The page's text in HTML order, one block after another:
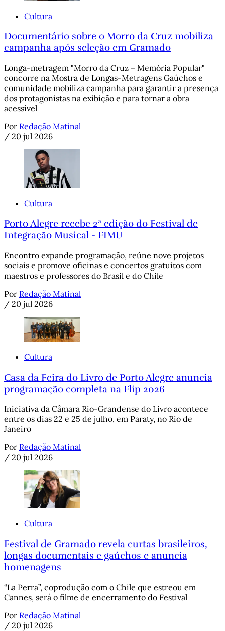
Cultura
Documentário sobre o Morro da Cruz mobiliza
campanha após seleção em Gramado
Longa-metragem "Morro da Cruz – Memória Popular"
concorre na Mostra de Longas-Metragens Gaúchos e
comunidade mobiliza campanha para garantir a presença
dos protagonistas na exibição e para tornar a obra
acessível
Por Redação Matinal
/ 20 jul 2026
Cultura
Porto Alegre recebe 2ª edição do Festival de
Integração Musical - FIMU
Encontro expande programação, reúne nove projetos
sociais e promove oficinas e concertos gratuitos com
maestros e professores do Brasil e do Chile
Por Redação Matinal
/ 20 jul 2026
Cultura
Casa da Feira do Livro de Porto Alegre anuncia
programação completa na Flip 2026
Iniciativa da Câmara Rio-Grandense do Livro acontece
entre os dias 22 e 25 de julho, em Paraty, no Rio de
Janeiro
Por Redação Matinal
/ 20 jul 2026
Cultura
Festival de Gramado revela curtas brasileiros,
longas documentais e gaúchos e anuncia
homenagens
“La Perra”, coprodução com o Chile que estreou em
Cannes, será o filme de encerramento do Festival
Por Redação Matinal
/ 20 jul 2026